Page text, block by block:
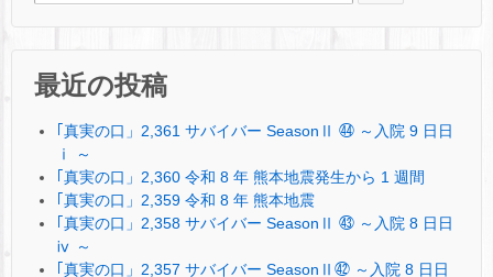
最近の投稿
｢真実の口」2,361 サバイバー SeasonⅡ ㊹ ～入院 9 日日
ⅰ ～
｢真実の口」2,360 令和 8 年 熊本地震発生から 1 週間
｢真実の口」2,359 令和 8 年 熊本地震
｢真実の口」2,358 サバイバー SeasonⅡ ㊸ ～入院 8 日日
ⅳ ～
｢真実の口」2,357 サバイバー SeasonⅡ㊷ ～入院 8 日日